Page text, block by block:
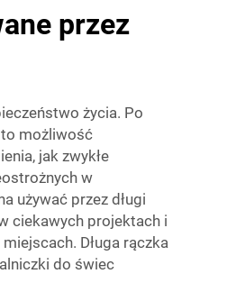
przez
życia. Po
to możliwość
jak zwykłe
w
używać przez długi
ciekawych projektach i
Długa rączka
do świec